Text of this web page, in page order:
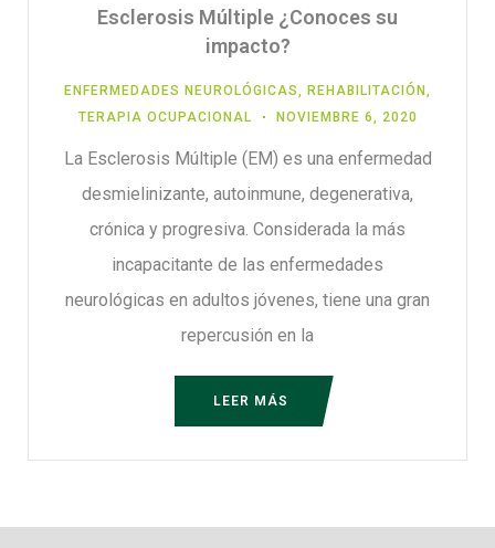
Esclerosis Múltiple ¿Conoces su
impacto?
ENFERMEDADES NEUROLÓGICAS REHABILITACIÓN
TERAPIA OCUPACIONAL
NOVIEMBRE 6, 2020
La Esclerosis Múltiple (EM) es una enfermedad
desmielinizante, autoinmune, degenerativa,
crónica y progresiva. Considerada la más
incapacitante de las enfermedades
neurológicas en adultos jóvenes, tiene una gran
repercusión en la
LEER MÁS